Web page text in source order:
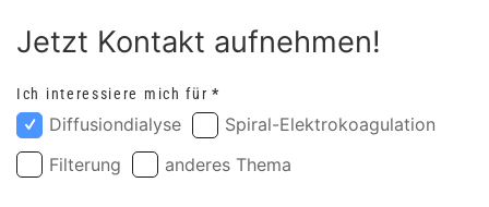
Jetzt Kontakt aufnehmen!
Ich interessiere mich für *
Diffusiondialyse
Spiral-Elektrokoagulation
Filterung
anderes Thema